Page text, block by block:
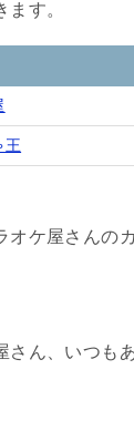
王
オケ屋さんの
さん、いつも